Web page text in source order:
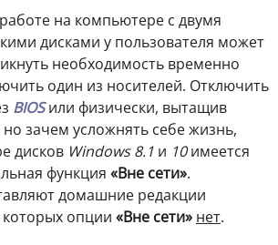
на компьютере с двумя
дисками у пользователя может
необходимость временно
один из носителей. Отключить
BIOSили физически, вытащив
зачем усложнять себе жизнь,
дисков Windows 8.1 и 10имеется
функция «Вне сети».
домашние редакции
опции «Вне сети» нет.